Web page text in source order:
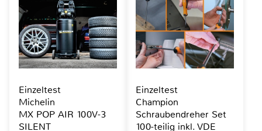
Einzeltest
Michelin
MX POP AIR 100V-3
SILENT
Einzeltest
Champion
Schraubendreher Set
100-teilig inkl. VDE